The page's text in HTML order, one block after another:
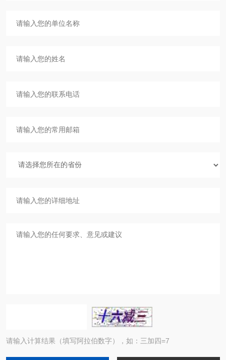
请输入计算结果（填写阿拉伯数字），如：三加四=7